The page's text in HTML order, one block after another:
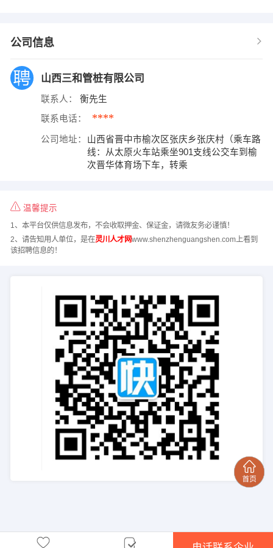
公司信息
山西三和管桩有限公司
联系人： 衡先生
联系电话： ****
公司地址：
山西省晋中市榆次区张庆乡张庆村（乘车路
线：从太原火车站乘坐901支线公交车到榆
次晋华体育场下车，转乘
温馨提示
1、本平台仅供信息发布，不会收取押金、保证金，请微友务必谨慎！
2、请告知用人单位，是在灵川人才网www.shenzhenguangshen.com上看到
该招聘信息的！